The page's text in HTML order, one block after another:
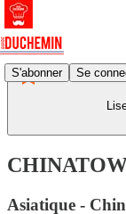
S'abonner Se
Asiatique -